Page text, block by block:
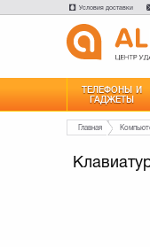
Условия доставки
ТЕЛЕФОНЫ И
ГАДЖЕТЫ
Главная